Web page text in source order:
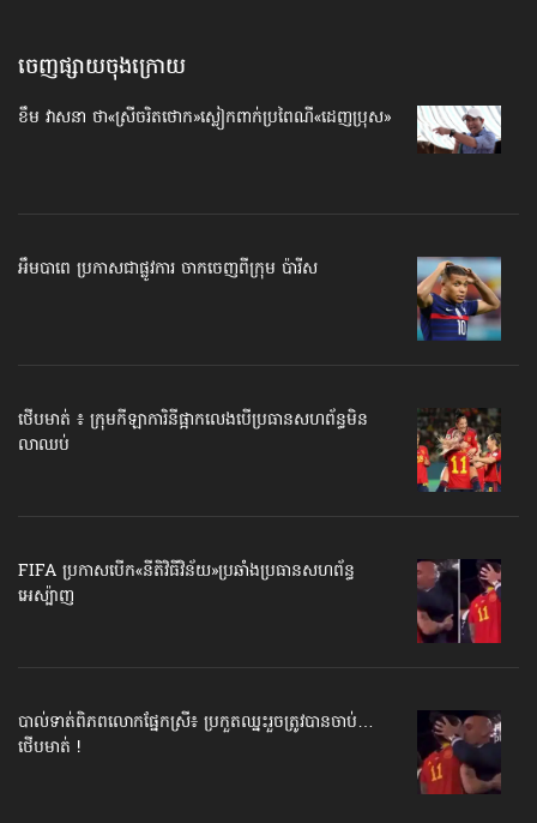
ចេញផ្សាយចុងក្រោយ
ខឹម វាសនា ថា«ស្រីចរិតថោក»​ស្លៀកពាក់ប្រពៃណី​«ដេញប្រុស»
អឹមបាពេ ប្រកាសជាផ្លូវការ ចាកចេញពីក្រុម ប៉ារីស
ថើបមាត់ ៖ ក្រុមកីឡាការិនី​ផ្អាកលេង​​បើប្រធានសហព័ន្ធ​មិន
លាឈប់
FIFA ប្រកាសបើក​«នីតិវិធីវិន័យ»​ប្រឆាំងប្រធានសហព័ន្ធ​
អេស្ប៉ាញ
បាល់ទាត់​ពិភពលោក​ផ្នែកស្រី៖ ប្រកួតឈ្នះរួច​ត្រូវបានចាប់…
ថើបមាត់ !